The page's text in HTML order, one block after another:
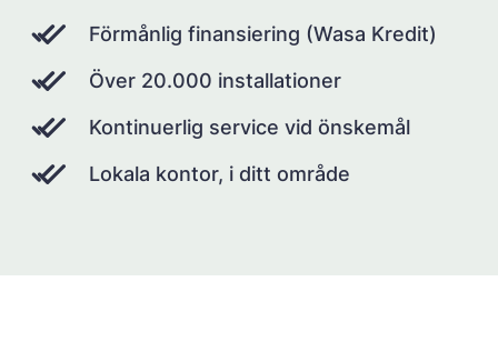
Förmånlig finansiering (Wasa Kredit)
Över 20.000 installationer
Kontinuerlig service vid önskemål
Lokala kontor, i ditt område